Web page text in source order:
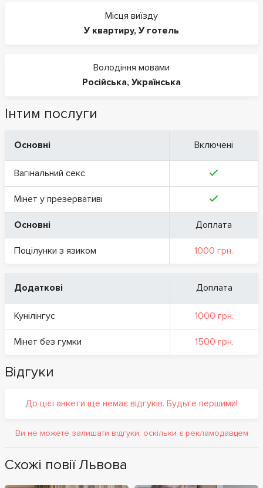
Місця виїзду
У квартиру, У готель
Володіння мовами
Російська, Українська
Інтим послуги
Основні Включені
Вагінальний секс
Мінет у презервативі
Основні Доплата
Поцілунки з язиком 1000 грн.
Додаткові Доплата
Кунілінгус 1000 грн.
Мінет без гумки 1500 грн.
Відгуки
До цієї анкети ще немає відгуків. Будьте першими!
Ви не можете залишати відгуки, оскільки є рекламодавцем
Схожі повії Львова